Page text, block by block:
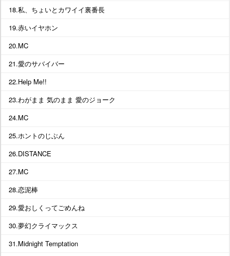
18.私、ちょいとカワイイ裏番長
19.赤いイヤホン
20.MC
21.愛のサバイバー
22.Help Me!!
23.わがまま 気のまま 愛のジョーク
24.MC
25.ホントのじぶん
26.DISTANCE
27.MC
28.恋泥棒
29.愛おしくってごめんね
30.夢幻クライマックス
31.Midnight Temptation